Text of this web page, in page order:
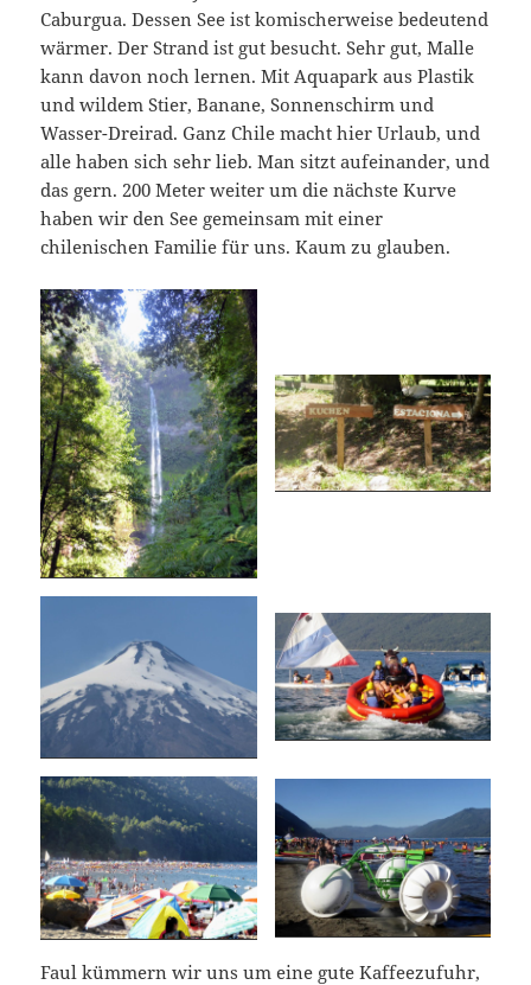
Caburgua. Dessen See ist komischerweise bedeutend
wärmer. Der Strand ist gut besucht. Sehr gut, Malle
kann davon noch lernen. Mit Aquapark aus Plastik
und wildem Stier, Banane, Sonnenschirm und
Wasser-Dreirad. Ganz Chile macht hier Urlaub, und
alle haben sich sehr lieb. Man sitzt aufeinander, und
das gern. 200 Meter weiter um die nächste Kurve
haben wir den See gemeinsam mit einer
chilenischen Familie für uns. Kaum zu glauben.
Faul kümmern wir uns um eine gute Kaffeezufuhr,